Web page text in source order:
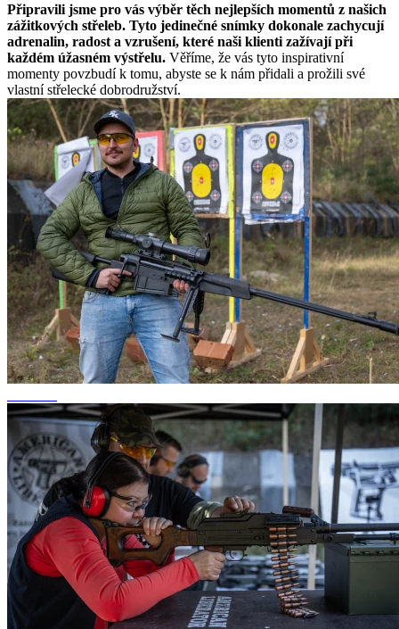
Připravili jsme pro vás výběr těch nejlepších momentů z našich
zážitkových střeleb. Tyto jedinečné snímky dokonale zachycují
adrenalin, radost a vzrušení, které naši klienti zažívají při
každém úžasném výstřelu. Věříme, že vás tyto inspirativní
momenty povzbudí k tomu, abyste se k nám přidali a prožili své
vlastní střelecké dobrodružství.